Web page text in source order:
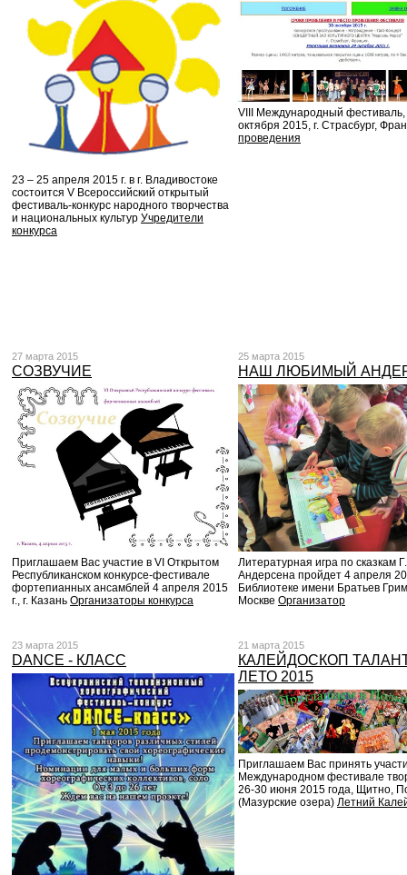
23 – 25 апреля 2015 г. в г. Владивостоке
состоится V Всероссийский открытый
фестиваль-конкурс народного творчества
и национальных культур Учредители
конкурса
VIII Международный фестиваль,
октября 2015, г. Страсбург,
проведения
27 марта 2015
СОЗВУЧИЕ
Приглашаем Вас участие в VI Открытом
Республиканском конкурсе-фестивале
фортепианных ансамблей 4 апреля 2015
г., г. Казань Организаторы конкурса
25 марта 2015
НАШ ЛЮБИМЫЙ
Литературная игра по сказкам
Андерсена пройдет 4 апреля
Библиотеке имени Братьев
Москве Организатор
23 марта 2015
DANCE - КЛАСС
21 марта 2015
КАЛЕЙДОСКОП
ЛЕТО 2015
Приглашаем Вас принять
Международном фестивале
26-30 июня 2015 года, Щитно,
(Мазурские озера) Летний